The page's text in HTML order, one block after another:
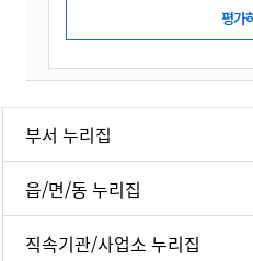
부서 누리집
읍/면/동 누리집
직속기관/사업소 누리집